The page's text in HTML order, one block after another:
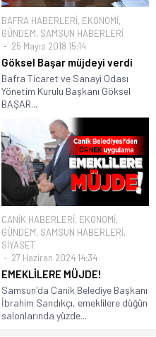
BAFRA HABERLERİ, EKONOMİ,
GÜNDEM, SAMSUN HABERLERİ
25 Mayıs 2018 15:14
Göksel Başar müjdeyi verdi
Bafra Ticaret ve Sanayi Odası
Yönetim Kurulu Başkanı Göksel
BAŞAR...
CANİK HABERLERİ, EKONOMİ,
GÜNDEM, SAMSUN HABERLERİ,
SİYASET
27 Haziran 2024 14:34
EMEKLİLERE MÜJDE!
Samsun'da Canik Belediye Başkanı
İbrahim Sandıkçı, emeklilere düğün
salonlarında yüzde...